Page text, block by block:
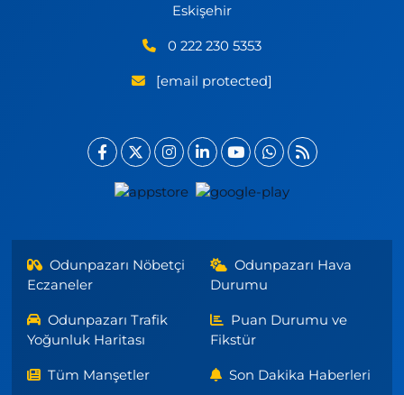
Eskişehir
0 222 230 5353
[email protected]
Odunpazarı Nöbetçi
Eczaneler
Odunpazarı Hava
Durumu
Odunpazarı Trafik
Yoğunluk Haritası
Puan Durumu ve
Fikstür
Tüm Manşetler Son Dakika Haberleri